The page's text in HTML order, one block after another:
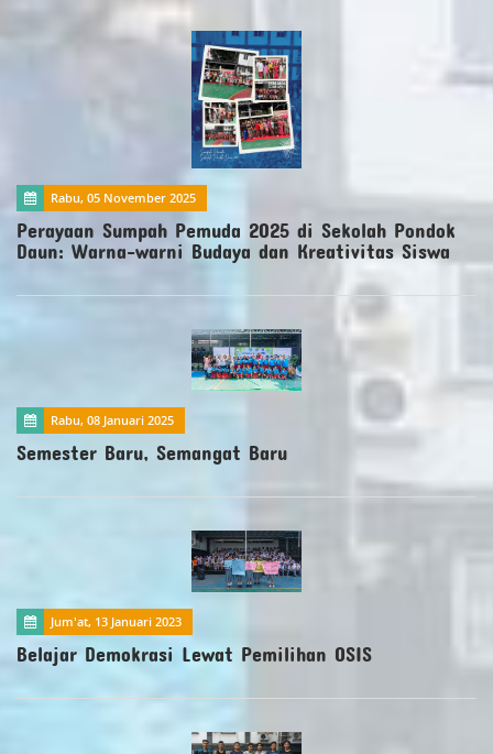
Rabu, 05 November 2025
Perayaan Sumpah Pemuda 2025 di Sekolah Pondok
Daun: Warna-warni Budaya dan Kreativitas Siswa
Rabu, 08 Januari 2025
Semester Baru, Semangat Baru
Jum'at, 13 Januari 2023
Belajar Demokrasi Lewat Pemilihan OSIS